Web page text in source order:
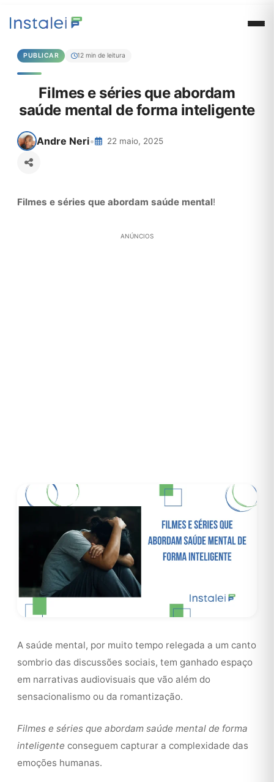
PUBLICAR 12 min de leitura
Filmes e séries que abordam
saúde mental de forma inteligente
Andre Neri• 22 maio, 2025
Filmes e séries que abordam saúde mental!
ANÚNCIOS
A saúde mental, por muito tempo relegada a um canto
sombrio das discussões sociais, tem ganhado espaço
em narrativas audiovisuais que vão além do
sensacionalismo ou da romantização.
Filmes e séries que abordam saúde mental de forma
inteligente conseguem capturar a complexidade das
emoções humanas.